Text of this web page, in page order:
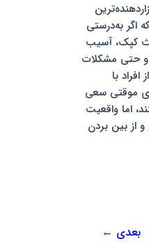
اگر به‌درستی
کپک، آسیب
و حتی مشکلات
با
موقتی سعی
اما واقعیت
بین بردن
بعدی ←